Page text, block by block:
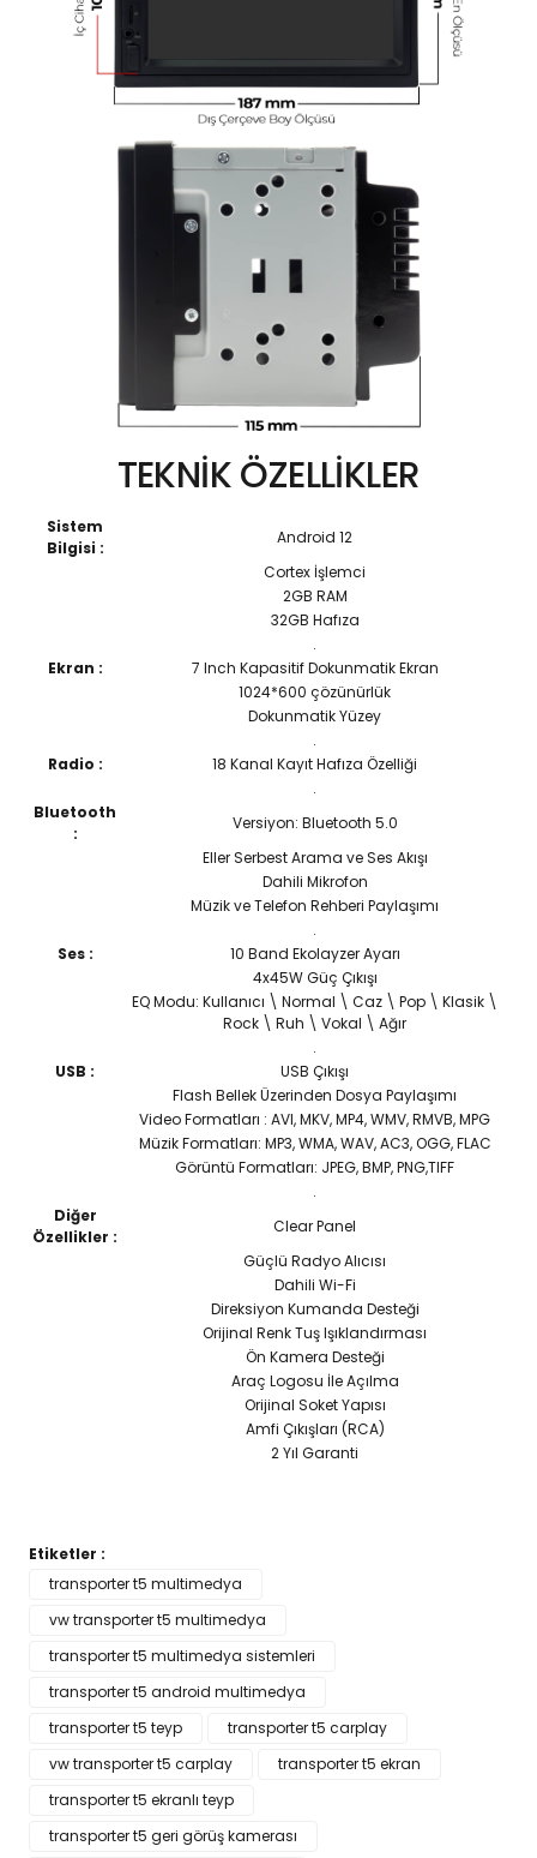
TEKNİK ÖZELLİKLER
Sistem
Bilgisi :
Android 12
Cortex İşlemci
2GB RAM
32GB Hafıza
.
Ekran :
7 Inch Kapasitif Dokunmatik Ekran
1024*600 çözünürlük
Dokunmatik Yüzey
.
Radio :
18 Kanal Kayıt Hafıza Özelliği
.
Bluetooth
:
Versiyon: Bluetooth 5.0
Eller Serbest Arama ve Ses Akışı
Dahili Mikrofon
Müzik ve Telefon Rehberi Paylaşımı
.
Ses :
10 Band Ekolayzer Ayarı
4x45W Güç Çıkışı
EQ Modu: Kullanıcı \ Normal \ Caz \ Pop \ Klasik \
Rock \ Ruh \ Vokal \ Ağır
.
USB :
USB Çıkışı
Flash Bellek Üzerinden Dosya Paylaşımı
Video Formatları : AVI, MKV, MP4, WMV, RMVB, MPG
Müzik Formatları: MP3, WMA, WAV, AC3, OGG, FLAC
Görüntü Formatları: JPEG, BMP, PNG,TIFF
.
Diğer
Özellikler :
Clear Panel
Güçlü Radyo Alıcısı
Dahili Wi-Fi
Direksiyon Kumanda Desteği
Orijinal Renk Tuş Işıklandırması
Ön Kamera Desteği
Araç Logosu İle Açılma
Orijinal Soket Yapısı
Amfi Çıkışları (RCA)
2 Yıl Garanti
Bu ürüne ilk yorumu siz yapın!
Yorum Yaz
Bu ürünün fiyat bilgisi, resim, ürün açıklamalarında ve diğer
kullanarak tarafımıza iletebilirsiniz.
Görüş ve önerileriniz için teşekkür ederiz.
Ürün bilgilerinde hatalar bulunuyor.
Ürün fiyatı diğer sitelerden daha pahalı.
Bu ürüne benzer farklı alternatifler olmalı.
Etiketler :
transporter t5 multimedya
vw transporter t5 multimedya
transporter t5 multimedya sistemleri
transporter t5 android multimedya
transporter t5 teyp
transporter t5 carplay
vw transporter t5 carplay
transporter t5 ekran
transporter t5 ekranlı teyp
transporter t5 geri görüş kamerası